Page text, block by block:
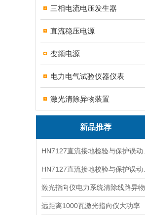
三相电流电压发生器
直流稳压电源
变频电源
电力电气试验仪器仪表
激光清除异物装置
新品推荐
激光指向仪电力系统清除线路异物
远距离1000瓦激光指向仪大功率